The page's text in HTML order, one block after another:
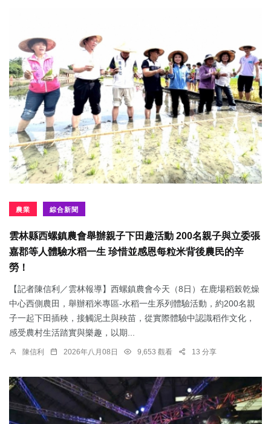
農業 綜合新聞
雲林縣西螺鎮農會舉辦親子下田趣活動 200名親子與立委張
嘉郡等人體驗水稻一生 珍惜並感恩每粒米背後農民的辛
勞！
【記者陳信利／雲林報導】西螺鎮農會今天（8日）在鹿場稻榖乾燥
中心西側農田，舉辦稻米專區-水稻一生系列體驗活動，約200名親
子一起下田插秧，接觸泥土與秧苗，從實際體驗中認識稻作文化，
感受農村生活踏實與樂趣，以期...
陳信利 2026年八月08日 9,653 觀看 13 分享